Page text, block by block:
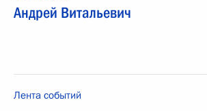
Андрей Витальевич
Лента событий